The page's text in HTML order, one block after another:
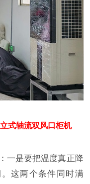
式轴流双风口柜机
一是要把温度真正降
这两个条件同时满